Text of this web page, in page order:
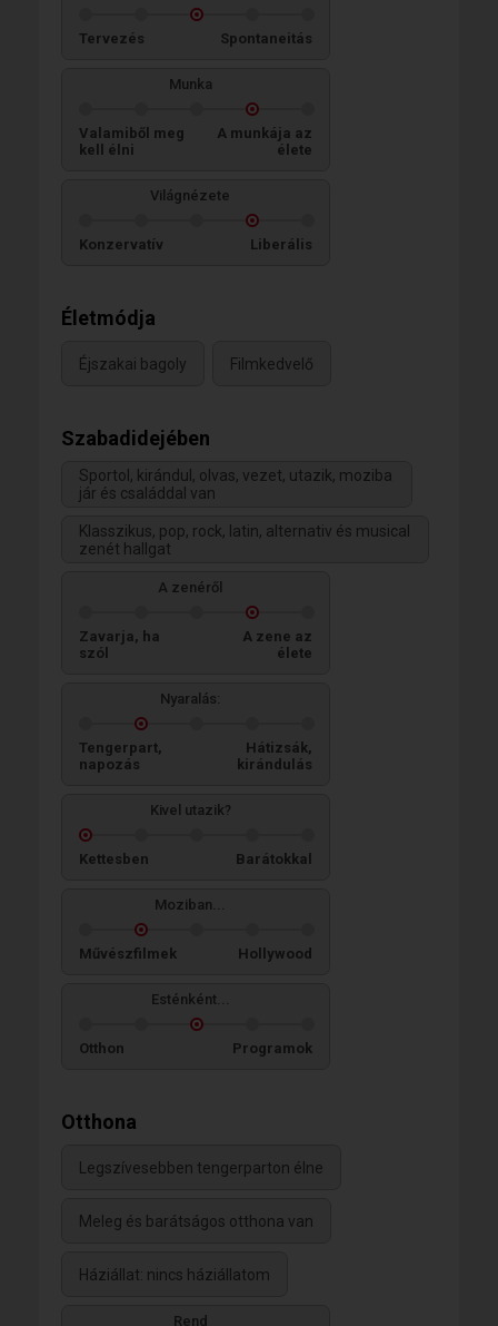
Tervezés Spontaneitás
Munka
Valamiből meg
kell élni
A munkája az
élete
Világnézete
Konzervatív Liberális
Életmódja
Éjszakai bagoly Filmkedvelő
Szabadidejében
Sportol, kirándul, olvas, vezet, utazik, moziba
jár és családdal van
Klasszikus, pop, rock, latin, alternativ és musical
zenét hallgat
A zenéről
Zavarja, ha
szól
A zene az
élete
Nyaralás:
Tengerpart,
napozás
Hátizsák,
kirándulás
Kivel utazik?
Kettesben Barátokkal
Moziban...
Művészfilmek Hollywood
Esténként...
Otthon Programok
Otthona
Legszívesebben tengerparton élne
Meleg és barátságos otthona van
Háziállat: nincs háziállatom
Rend